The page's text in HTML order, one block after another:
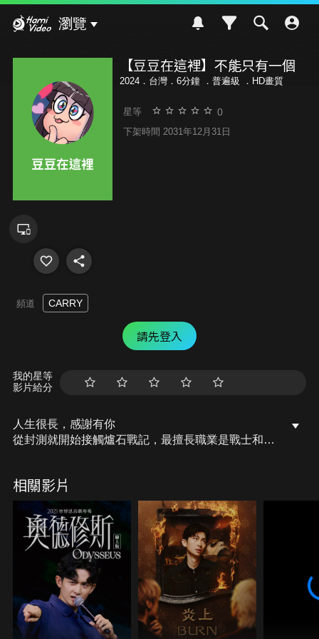
瀏覽
【豆豆在這裡】不能只有一個
2024．台灣．6分鐘 ． 普遍級 ．HD畫質
星等 0
下架時間 2031年12月31日
頻道 CARRY
請先登入
我的星等
影片給分
人生很長，感謝有你
從封測就開始接觸爐石戰記，最擅長職業是戰士和牧
醒吧， 趁此良機，莫再猶豫，恭請蛇界至尊雙飛寶
典！ OSkomodo 還不一起加入蛇教跟著教主一起前
進!
相關影片